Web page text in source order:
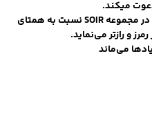
دو رفرنس جدید عطر نوید محمدزاده در مجموعه SOIR نسبت به همتای
و رازتر می‌نماید.
می‌ماند